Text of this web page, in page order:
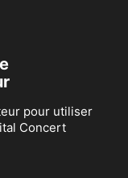
pour utiliser
Concert